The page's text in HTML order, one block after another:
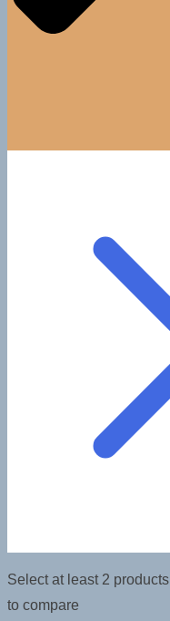
Select at least 2 products
to compare